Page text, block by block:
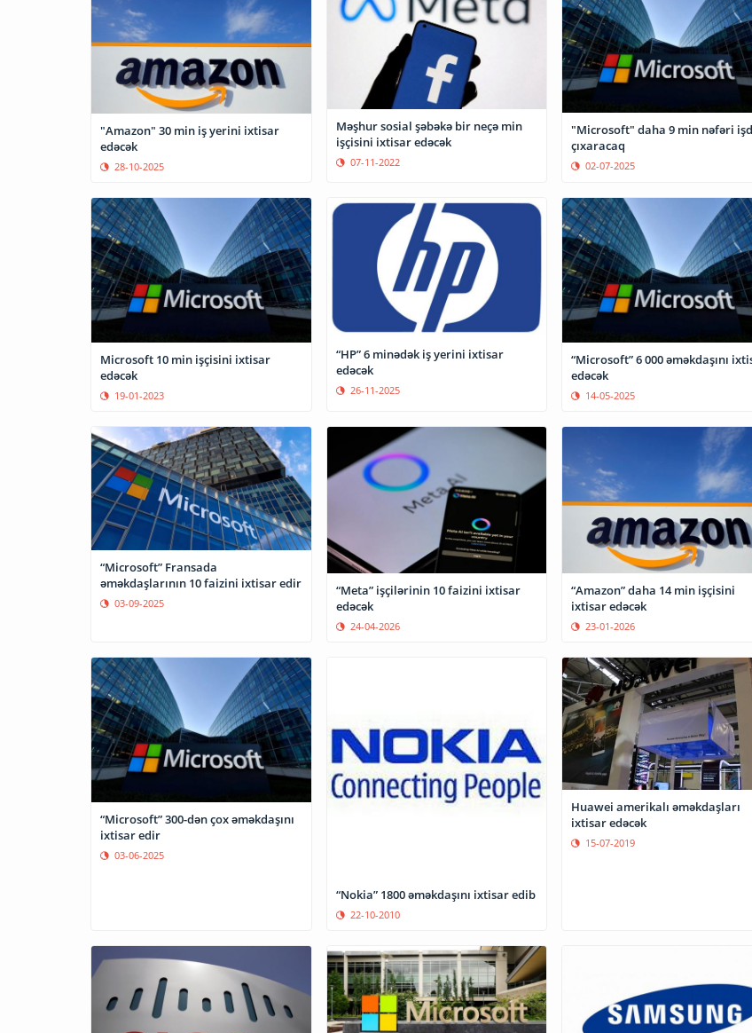
"Amazon" 30 min iş yerini ixtisar
edəcək
28-10-2025
Məşhur sosial şəbəkə bir neçə min
işçisini ixtisar edəcək
07-11-2022
"Microsoft" daha 9 min nəfəri
çıxaracaq
02-07-2025
Microsoft 10 min işçisini ixtisar
edəcək
19-01-2023
“HP” 6 minədək iş yerini ixtisar
edəcək
26-11-2025
“Microsoft” 6 000 əməkdaşını
edəcək
14-05-2025
“Microsoft” Fransada
əməkdaşlarının 10 faizini ixtisar edir
03-09-2025
“Meta” işçilərinin 10 faizini ixtisar
edəcək
24-04-2026
“Amazon” daha 14 min işçisini
ixtisar edəcək
23-01-2026
“Microsoft” 300-dən çox əməkdaşını
ixtisar edir
03-06-2025
“Nokia” 1800 əməkdaşını ixtisar edib
22-10-2010
Huawei amerikalı əməkdaşları
ixtisar edəcək
15-07-2019